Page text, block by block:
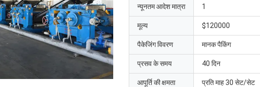
न्यूनतम आदेश मात्रा 1
मूल्य $120000
पैकेजिंग विवरण मानक पैकिंग
प्रसव के समय 40 दिन
आपूर्ति की क्षमता प्रति माह 30 सेट/सेट